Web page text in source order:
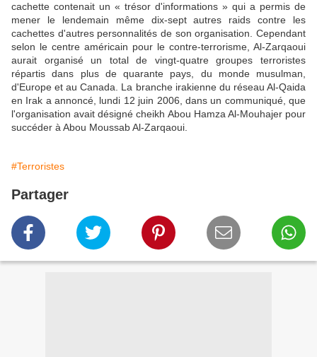
cachette contenait un « trésor d'informations » qui a permis de
mener le lendemain même dix-sept autres raids contre les
cachettes d'autres personnalités de son organisation. Cependant
selon le centre américain pour le contre-terrorisme, Al-Zarqaoui
aurait organisé un total de vingt-quatre groupes terroristes
répartis dans plus de quarante pays, du monde musulman,
d'Europe et au Canada. La branche irakienne du réseau Al-Qaida
en Irak a annoncé, lundi 12 juin 2006, dans un communiqué, que
l'organisation avait désigné cheikh Abou Hamza Al-Mouhajer pour
succéder à Abou Moussab Al-Zarqaoui.
#Terroristes
Partager